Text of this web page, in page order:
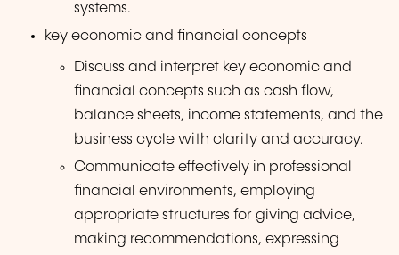
systems.
key economic and financial concepts
Discuss and interpret key economic and
financial concepts such as cash flow,
balance sheets, income statements, and the
business cycle with clarity and accuracy.
Communicate effectively in professional
financial environments, employing
appropriate structures for giving advice,
making recommendations, expressing